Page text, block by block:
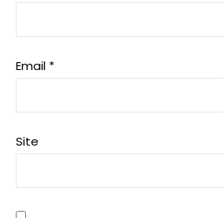
Email *
Site